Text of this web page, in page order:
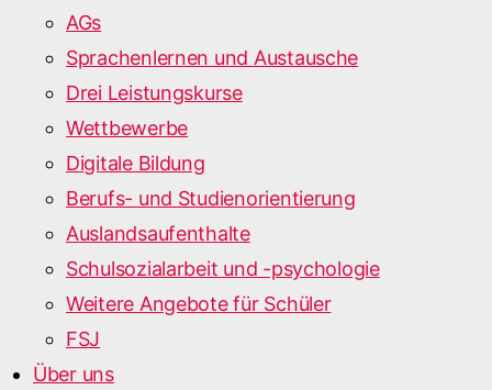
AGs
Sprachenlernen und Austausche
Drei Leistungskurse
Wettbewerbe
Digitale Bildung
Berufs- und Studienorientierung
Auslandsaufenthalte
Schulsozialarbeit und -psychologie
Weitere Angebote für Schüler
FSJ
Über uns